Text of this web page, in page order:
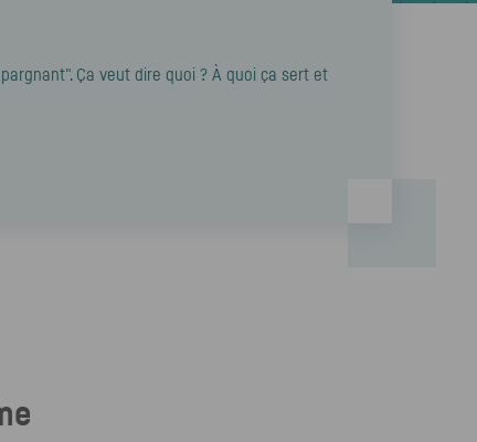
Ça veut dire quoi ? À quoi ça sert et